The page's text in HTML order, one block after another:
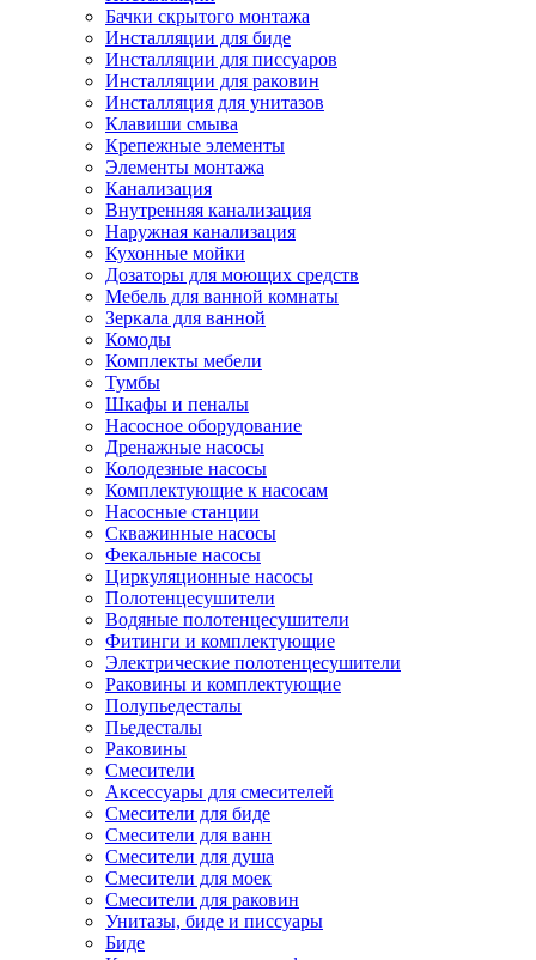
Бачки скрытого монтажа
Инсталляции для биде
Инсталляции для писсуаров
Инсталляции для раковин
Инсталляция для унитазов
Клавиши смыва
Крепежные элементы
Элементы монтажа
Канализация
Внутренняя канализация
Наружная канализация
Кухонные мойки
Дозаторы для моющих средств
Мебель для ванной комнаты
Зеркала для ванной
Комоды
Комплекты мебели
Тумбы
Шкафы и пеналы
Насосное оборудование
Дренажные насосы
Колодезные насосы
Комплектующие к насосам
Насосные станции
Скважинные насосы
Фекальные насосы
Циркуляционные насосы
Полотенцесушители
Водяные полотенцесушители
Фитинги и комплектующие
Электрические полотенцесушители
Раковины и комплектующие
Полупьедесталы
Пьедесталы
Раковины
Смесители
Аксессуары для смесителей
Смесители для биде
Смесители для ванн
Смесители для душа
Смесители для моек
Смесители для раковин
Унитазы, биде и писсуары
Биде